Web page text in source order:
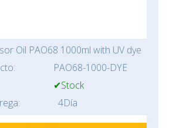
Oil PAO68 1000ml with UV dye
PAO68-1000-DYE
✔Stock
4Día